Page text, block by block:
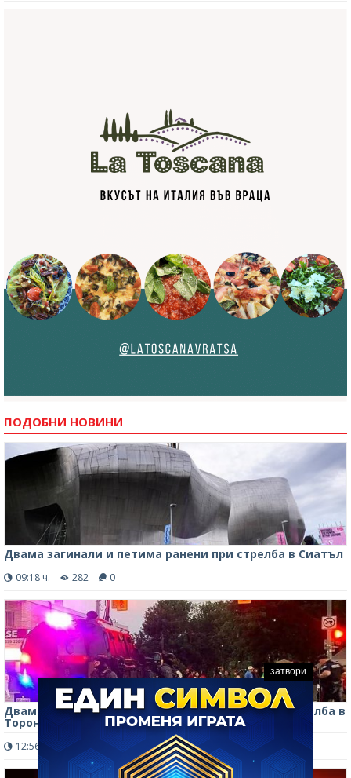
ПОДОБНИ НОВИНИ
Двама загинали и петима ранени при стрелба в Сиатъл
09:18 ч. 282 0
Двама души бяха убити, а петима ранени при стрелба в
Торонто /снимки/
12:56 ч. 247 0
затвори